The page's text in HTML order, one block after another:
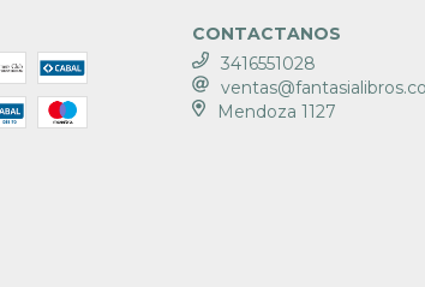
CONTACTANOS
3416551028
Mendoza 1127